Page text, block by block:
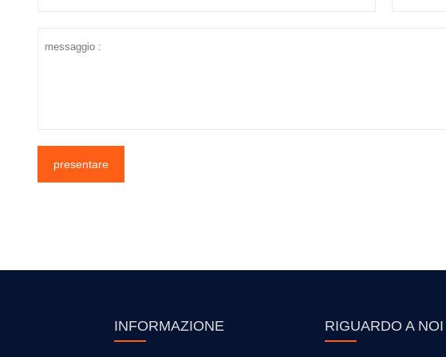
presentare
INFORMAZIONE RIGUARDO A NOI